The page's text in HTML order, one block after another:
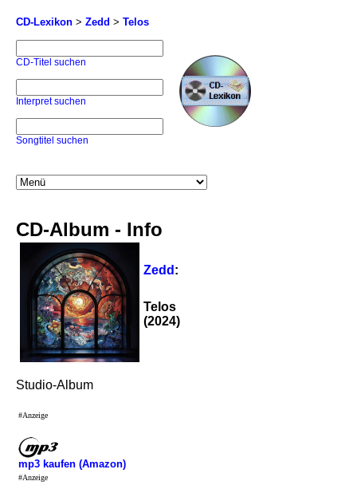
CD-Lexikon > Zedd > Telos
CD-Titel suchen
Interpret suchen
Songtitel suchen
CD-Album - Info
Zedd :
Telos
(2024)
Studio-Album
#Anzeige
mp3 kaufen (Amazon)
#Anzeige